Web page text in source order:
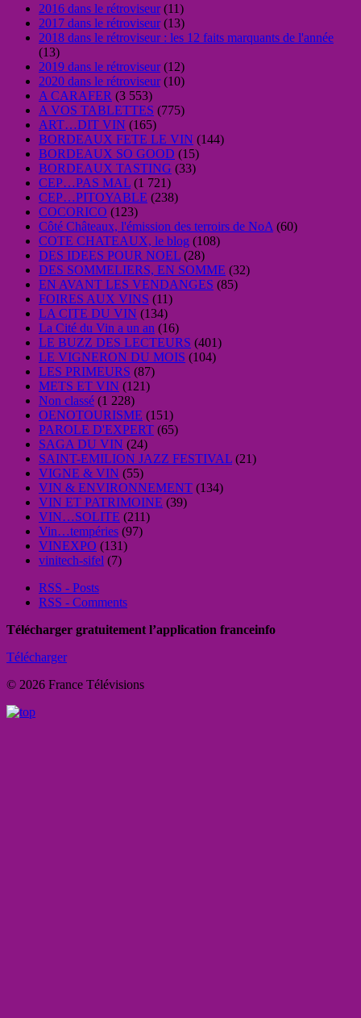
2016 dans le rétroviseur(11)
2017 dans le rétroviseur(13)
2018 dans le rétroviseur : les 12 faits marquants de l'année
(13)
2019 dans le rétroviseur(12)
2020 dans le rétroviseur(10)
A CARAFER (3 553)
A VOS TABLETTES (775)
ART…DIT VIN (165)
BORDEAUX FETE LE VIN (144)
BORDEAUX SO GOOD (15)
BORDEAUX TASTING (33)
CEP…PAS MAL (1 721)
CEP…PITOYABLE (238)
COCORICO (123)
Côté Châteaux, l'émission des terroirs de NoA (60)
COTE CHATEAUX, le blog (108)
DES IDEES POUR NOEL (28)
DES SOMMELIERS, EN SOMME (32)
EN AVANT LES VENDANGES (85)
FOIRES AUX VINS (11)
LA CITE DU VIN (134)
La Cité du Vin a un an (16)
LE BUZZ DES LECTEURS (401)
LE VIGNERON DU MOIS (104)
LES PRIMEURS (87)
METS ET VIN (121)
Non classé (1 228)
OENOTOURISME (151)
PAROLE D'EXPERT (65)
SAGA DU VIN (24)
SAINT-EMILION JAZZ FESTIVAL (21)
VIGNE & VIN (55)
VIN & ENVIRONNEMENT (134)
VIN ET PATRIMOINE (39)
VIN…SOLITE (211)
Vin…tempéries (97)
VINEXPO (131)
vinitech-sifel (7)
RSS - Posts
RSS - Comments
Télécharger gratuitement l’application franceinfo
Télécharger
© 2026 France Télévisions